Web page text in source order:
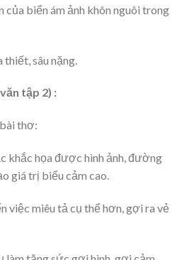
của biển ám ảnh khôn nguôi trong
sâu nặng.
tập 2) :
thơ:
khắc họa được hình ảnh, đường
giá trị biểu cảm cao.
việc miêu tả cụ thể hơn, gợi ra vẻ